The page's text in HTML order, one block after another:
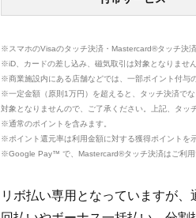
※スマホのVisaのタッチ決済・Mastercard®タッチ決済
※iD、カードの差し込み、磁気取引は対象となりませ
※商業施設内にある店舗などでは、一部ポイント付与
※一定金額（原則1万円）を超えると、タッチ決済で
対象となりませんので、ご了承ください。上記、タ
※通常のポイントを含みます。
※ポイント還元率は利用金額に対する獲得ポイントを
※Google Pay™ で、Mastercard®タッチ決済はご利用
リボ払い専用となっていますが